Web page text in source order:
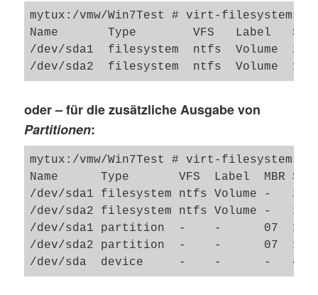
            format: SPARSE
        [1]:
            virtual size: 33554432
filename: /vmw_win7/
            cluster size: 65536
mytux:/vmw/Win7Test #
mytux:/vmw/Win7Test # virt-filesystems -a
Name       Type        VFS   Label
/dev/sda1  filesystem  ntfs  Volume
oder – für die zusätzliche Ausgabe von
Partitionen:
mytux:/vmw/Win7Test # virt-filesystems
Name      Type       VFS  Label  MBR
/dev/sda1 filesystem ntfs Volume -   2.5G
/dev/sda2 filesystem ntfs Volume -   1.5G
/dev/sda1 partition  -    -      07
/dev/sda2 partition  -    -      07